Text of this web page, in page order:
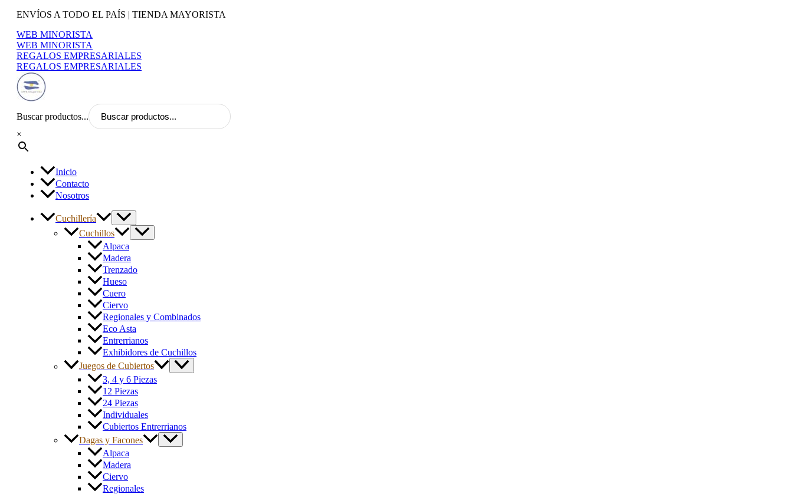
contenido
ENVÍOS A TODO EL PAÍS | TIENDA MAYORISTA
WEB MINORISTA
WEB MINORISTA
REGALOS EMPRESARIALES
REGALOS EMPRESARIALES
Buscar productos...
×
Inicio
Contacto
Nosotros
Cuchillería
Cuchillos
Alpaca
Madera
Trenzado
Hueso
Cuero
Ciervo
Regionales y Combinados
Eco Asta
Entrerrianos
Exhibidores de Cuchillos
Juegos de Cubiertos
3, 4 y 6 Piezas
12 Piezas
24 Piezas
Individuales
Cubiertos Entrerrianos
Dagas y Facones
Alpaca
Madera
Ciervo
Regionales